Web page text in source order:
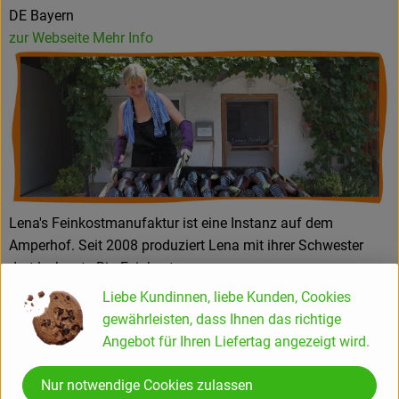
DE Bayern
zur Webseite Mehr Info
Lena's Feinkostmanufaktur ist eine Instanz auf dem
Amperhof. Seit 2008 produziert Lena mit ihrer Schwester
dort leckerste Bio-Feinkost.
Wie sie dazu kam? Frischkäse- und Schafskäse-Kreationen
waren schon immer eine Spezialität von Lena. Häufig wurde
sie von Freunden und Bekannten nach den Rezepten gefragt.
Eines Tages war dann für sie klar, dass sie das auch
Liebe Kundinnen, liebe Kunden, Cookies
gewährleisten, dass Ihnen das richtige
Angebot für Ihren Liefertag angezeigt wird.
Nur notwendige Cookies zulassen